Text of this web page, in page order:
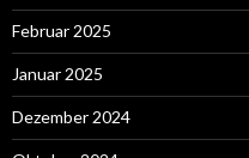
Februar 2025
Januar 2025
Dezember 2024